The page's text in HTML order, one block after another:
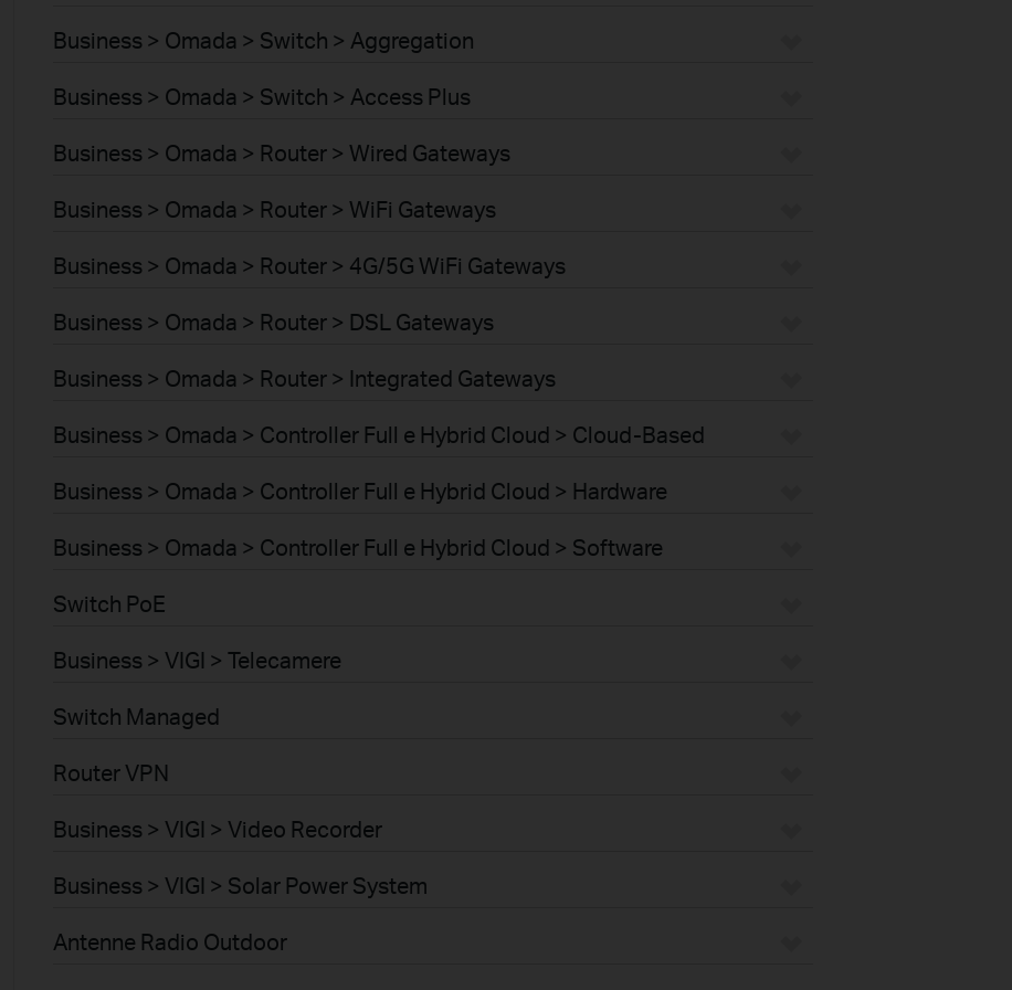
Business > Omada > Switch > Aggregation
Business > Omada > Switch > Access Plus
Business > Omada > Router > Wired Gateways
Business > Omada > Router > WiFi Gateways
Business > Omada > Router > 4G/5G WiFi Gateways
Business > Omada > Router > DSL Gateways
Business > Omada > Router > Integrated Gateways
Business > Omada > Controller Full e Hybrid Cloud > Cloud-Based
Business > Omada > Controller Full e Hybrid Cloud > Hardware
Business > Omada > Controller Full e Hybrid Cloud > Software
Switch PoE
Business > VIGI > Telecamere
Switch Managed
Router VPN
Business > VIGI > Video Recorder
Business > VIGI > Solar Power System
Antenne Radio Outdoor